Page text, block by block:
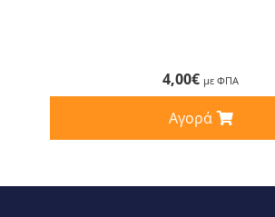
4,00€ με ΦΠΑ
Αγορά